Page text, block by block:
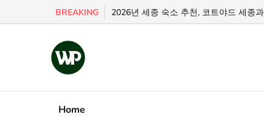
BREAKING 2026년 세종 숙소 추천, 코트야드 세종
뤽 쉬르 메르와 캉 3성급 호텔 비교, 당신
Home